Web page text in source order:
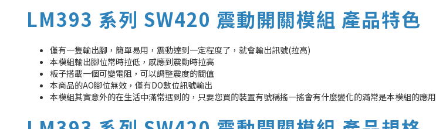
LM393 系列 SW420 震動開關模組 產品特色
僅有一隻輸出腳，簡單易用，震動達到一定程度了，就會輸出訊號(拉高)
本模組輸出腳位常時拉低，感應到震動時拉高
板子搭載一個可變電阻，可以調整震度的閥值
本商品的AO腳位無效，僅有DO數位訊號輸出
本模組其實意外的在生活中滿常遇到的，只要您買的裝置有號稱搖一搖會有什麼變化的滿常是本模組的應用